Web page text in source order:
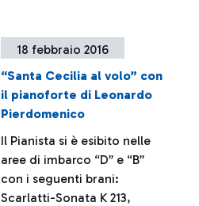
18 febbraio 2016
“Santa Cecilia al volo” con
il pianoforte di Leonardo
Pierdomenico
Il Pianista si è esibito nelle
aree di imbarco “D” e “B”
con i seguenti brani:
Scarlatti-Sonata K 213,